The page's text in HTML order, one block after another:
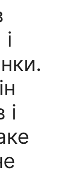
і